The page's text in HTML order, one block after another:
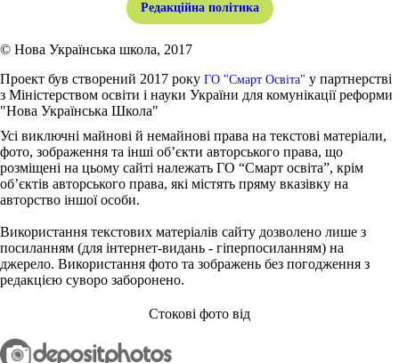
Редакційна політика
© Нова Українська школа, 2017
Проект був створений 2017 року ГО "Смарт Освіта" у партнерстві
з Міністерством освіти і науки України для комунікації реформи
"Нова Українська Школа"
Усі виключні майнові й немайнові права на текстові матеріали,
фото, зображення та інші об’єкти авторського права, що
розміщені на цьому сайті належать ГО “Смарт освіта”, крім
об’єктів авторського права, які містять пряму вказівку на
авторство іншої особи.
Використання текстових матеріалів сайту дозволено лише з
посиланням (для інтернет-видань - гіперпосиланням) на
джерело. Використання фото та зображень без погодження з
редакцією суворо заборонено.
Стокові фото від